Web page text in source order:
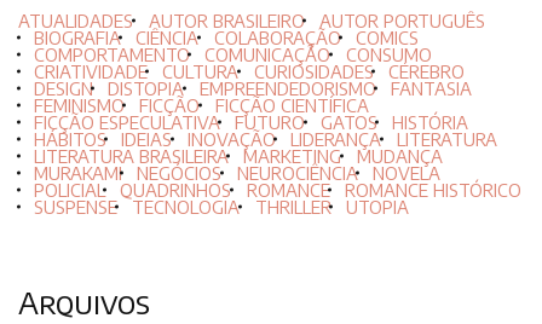
ATUALIDADES AUTOR BRASILEIRO AUTOR PORTUGUÊS
BIOGRAFIA CIÊNCIA COLABORAÇÃO COMICS
COMPORTAMENTO COMUNICAÇÃO CONSUMO
CRIATIVIDADE CULTURA CURIOSIDADES CÉREBRO
DESIGN DISTOPIA EMPREENDEDORISMO FANTASIA
FEMINISMO FICÇÃO FICÇÃO CIENTÍFICA
FICÇÃO ESPECULATIVA FUTURO GATOS HISTÓRIA
HÁBITOS IDEIAS INOVAÇÃO LIDERANÇA LITERATURA
LITERATURA BRASILEIRA MARKETING MUDANÇA
MURAKAMI NEGÓCIOS NEUROCIÊNCIA NOVELA
POLICIAL QUADRINHOS ROMANCE ROMANCE HISTÓRICO
SUSPENSE TECNOLOGIA THRILLER UTOPIA
Arquivos